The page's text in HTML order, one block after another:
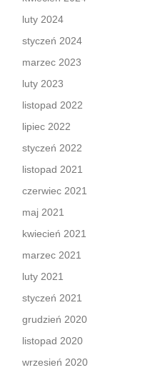
luty 2024
styczeń 2024
marzec 2023
luty 2023
listopad 2022
lipiec 2022
styczeń 2022
listopad 2021
czerwiec 2021
maj 2021
kwiecień 2021
marzec 2021
luty 2021
styczeń 2021
grudzień 2020
listopad 2020
wrzesień 2020